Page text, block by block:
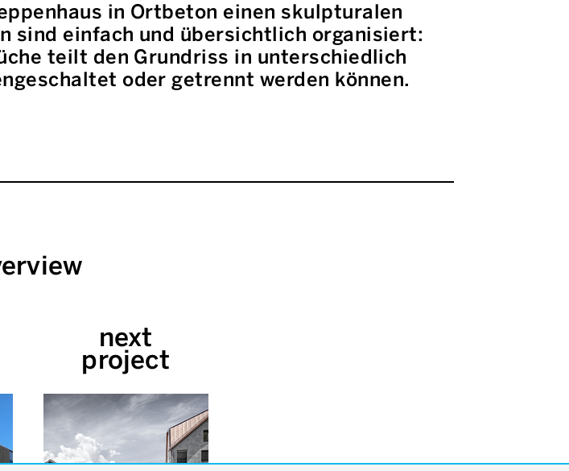
in Ortbeton einen skulpturalen
sind einfach und übersichtlich organisiert:
teilt den Grundriss in unterschiedlich
oder getrennt werden können.
next
project